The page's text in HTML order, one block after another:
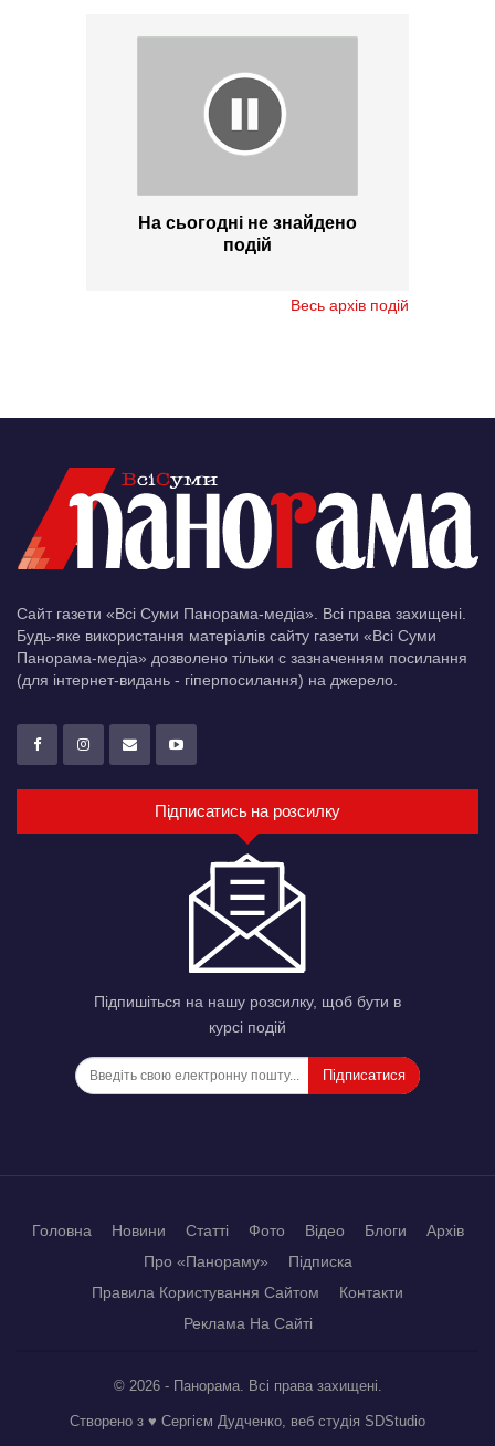
На сьогодні не знайдено
подій
Весь архів подій
Сайт газети «Всі Суми Панорама-медіа». Всі права захищені.
Будь-яке використання матеріалів сайту газети «Всі Суми
Панорама-медіа» дозволено тільки c зазначенням посилання
(для інтернет-видань - гіперпосилання) на джерело.
Підписатись на розсилку
Підпишіться на нашу розсилку, щоб бути в
курсі подій
Підписатися
Головна Новини Статті Фото Відео Блоги
Архів
Про «Панораму»
Підписка
Правила Користування Сайтом
Контакти
Реклама На Сайті
© 2026 - Панорама. Всі права захищені.
Створено з ♥ Сергієм Дудченко, веб студія SDStudio